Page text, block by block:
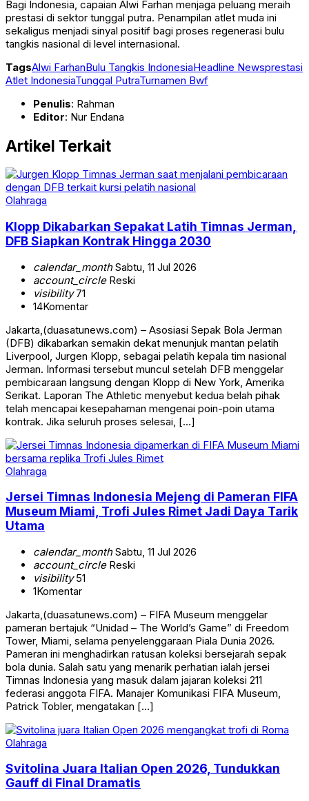
Bagi Indonesia, capaian Alwi Farhan menjaga peluang meraih
prestasi di sektor tunggal putra. Penampilan atlet muda ini
sekaligus menjadi sinyal positif bagi proses regenerasi bulu
tangkis nasional di level internasional.
TagsAlwi FarhanBulu Tangkis IndonesiaHeadline Newsprestasi
Atlet IndonesiaTunggal PutraTurnamen Bwf
Penulis: Rahman
Editor: Nur Endana
Artikel Terkait
Olahraga
Klopp Dikabarkan Sepakat Latih Timnas Jerman,
DFB Siapkan Kontrak Hingga 2030
calendar_monthSabtu, 11 Jul 2026
account_circleReski
visibility71
14Komentar
Jakarta,(duasatunews.com) – Asosiasi Sepak Bola Jerman
(DFB) dikabarkan semakin dekat menunjuk mantan pelatih
Liverpool, Jurgen Klopp, sebagai pelatih kepala tim nasional
Jerman. Informasi tersebut muncul setelah DFB menggelar
pembicaraan langsung dengan Klopp di New York, Amerika
Serikat. Laporan The Athletic menyebut kedua belah pihak
telah mencapai kesepahaman mengenai poin-poin utama
kontrak. Jika seluruh proses selesai, […]
Olahraga
Jersei Timnas Indonesia Mejeng di Pameran FIFA
Museum Miami, Trofi Jules Rimet Jadi Daya Tarik
Utama
calendar_monthSabtu, 11 Jul 2026
account_circleReski
visibility51
1Komentar
Jakarta,(duasatunews.com) – FIFA Museum menggelar
pameran bertajuk “Unidad – The World’s Game” di Freedom
Tower, Miami, selama penyelenggaraan Piala Dunia 2026.
Pameran ini menghadirkan ratusan koleksi bersejarah sepak
bola dunia. Salah satu yang menarik perhatian ialah jersei
Timnas Indonesia yang masuk dalam jajaran koleksi 211
federasi anggota FIFA. Manajer Komunikasi FIFA Museum,
Patrick Tobler, mengatakan […]
Olahraga
Svitolina Juara Italian Open 2026, Tundukkan
Gauff di Final Dramatis